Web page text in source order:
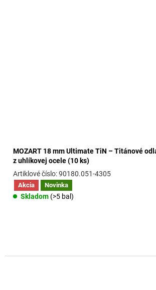
MOZART 18 mm Ultimate TiN – Titánové
z uhlíkovej ocele (10 ks)
Akcia Novinka
Skladom (>5 bal)
90180.051-4305